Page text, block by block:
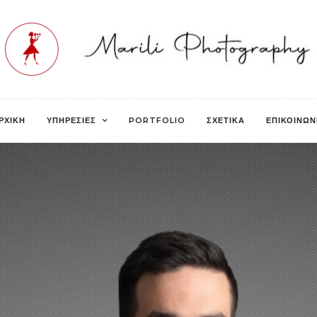
ΥΠΗΡΕΣΙΕΣ PORTFOLIO ΣΧΕΤΙΚΑ